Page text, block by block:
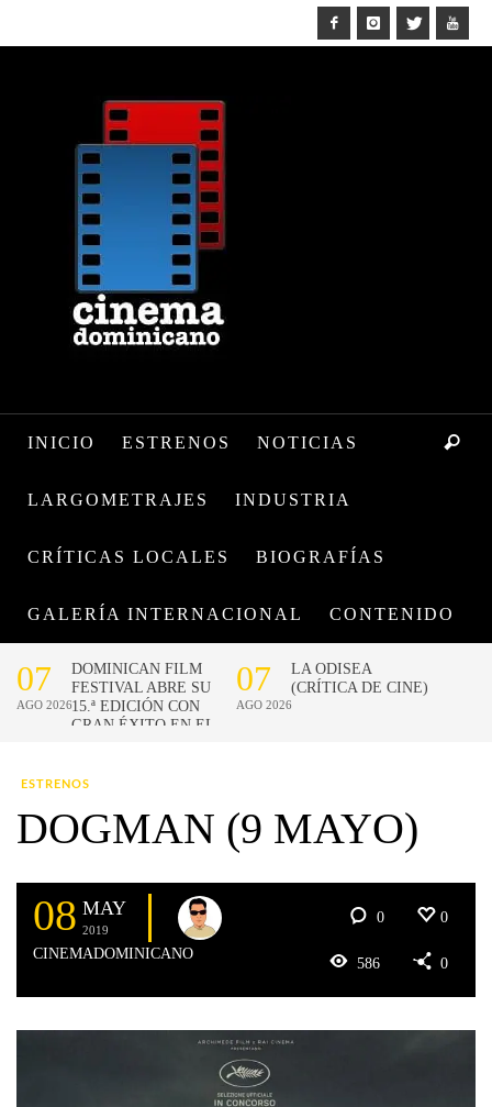
INICIO ESTRENOS NOTICIAS
LARGOMETRAJES INDUSTRIA
CRÍTICAS LOCALES BIOGRAFÍAS
GALERÍA INTERNACIONAL CONTENIDO
ESTRENOS
DOGMAN (9 MAYO)
08 MAY
2019
CINEMADOMINICANO
0 0
586 0